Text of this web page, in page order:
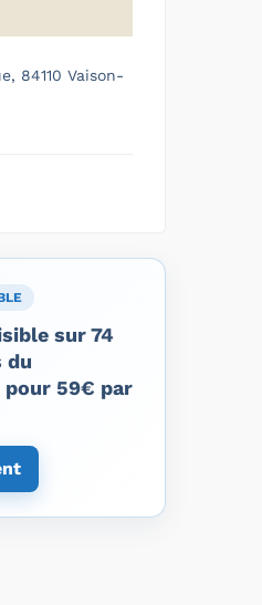
84110 Vaison-
sur 74
du
pour 59€ par